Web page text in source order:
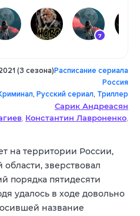
7
(3 сезона)Расписание сериала
Россия
, Русский сериал, Триллер
Сарик Андреасян
, Константин Лавроненко,
Козак,Евгений Шириков
Федотов,Александр Курлов
на территории России,
области, зверствовал
порядка пятидесяти
удалось в ходе довольно
название